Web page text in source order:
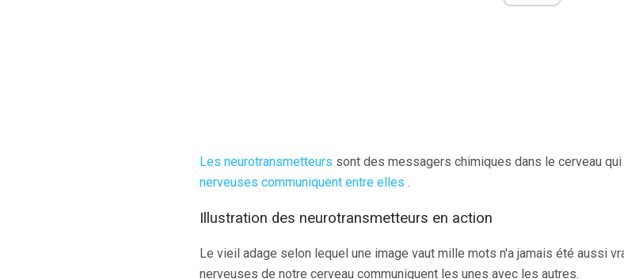
Les neurotransmetteurs sont des messagers chimiques dans le cerveau
nerveuses communiquent entre elles .
Illustration des neurotransmetteurs en action
Le vieil adage selon lequel une image vaut mille mots n'a jamais été aussi
nerveuses de notre cerveau communiquent les unes avec les autres.